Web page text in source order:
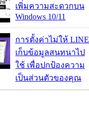
เพิ่มความสะดวกบน
Windows 10/11
การตั้งค่าไม่ให้ LINE
เก็บข้อมูลสนทนาไป
ใช้ เพื่อปกป้องความ
เป็นส่วนตัวของคุณ